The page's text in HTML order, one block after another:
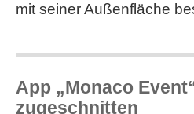
mit seiner Außenfläche
App „Monaco
zugeschnitten